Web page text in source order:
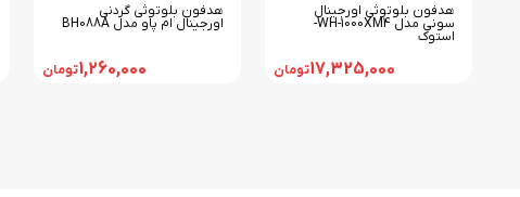
هدفون بلوتوثی اورجینال
سونی مدل WH-1000XM4-
استوک
17,325,000تومان
هدفون بلوتوثی گردنی
اورجینال ام پاو مدل BH088A
1,260,000تومان